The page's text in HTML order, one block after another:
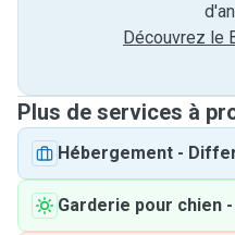
Découvrez le
Plus de services à
Hébergement -
Garderie pour chien -